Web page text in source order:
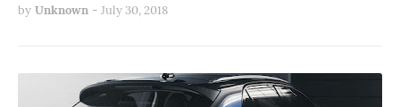
by Unknown - July 30, 2018